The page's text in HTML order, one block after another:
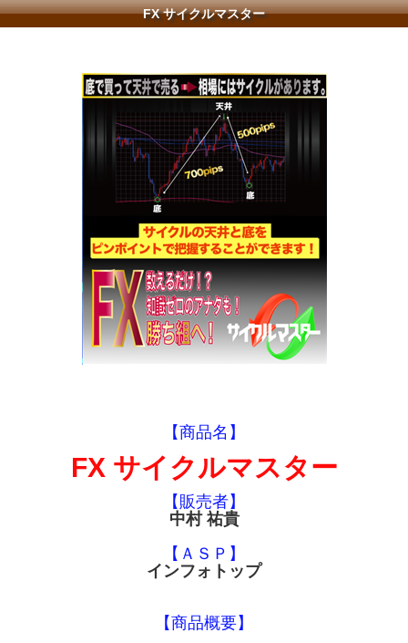
FX サイクルマスター
【商品名】
FX サイクルマスター
【販売者】
中村 祐貴
【ＡＳＰ】
インフォトップ
【商品概要】